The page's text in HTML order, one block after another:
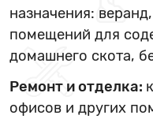
назначения:
помещений для
домашнего скота,
Ремонт и отделка:
офисов и других